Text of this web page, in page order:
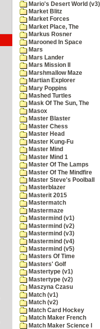
Mario's Desert World (v3)
Market Blitz
Market Forces
Market Place, The
Markus Rosner
Marooned In Space
Mars
Mars Lander
Mars Mission II
Marshmallow Maze
Martian Explorer
Mary Poppins
Mashed Turtles
Mask Of The Sun, The
Masox
Master Blaster
Master Chess
Master Head
Master Kung-Fu
Master Mind
Master Mind 1
Master Of The Lamps
Master Of The Mindfire
Master Steve's Poolball
Masterblazer
Masterit 2015
Mastermatch
Mastermaze
Mastermind (v1)
Mastermind (v2)
Mastermind (v3)
Mastermind (v4)
Mastermind (v5)
Masters Of Time
Masters' Golf
Mastertype (v1)
Mastertype (v2)
Maszyna Czasu
Match (v1)
Match (v2)
Match Card Hockey
Match Maker French
Match Maker Science I